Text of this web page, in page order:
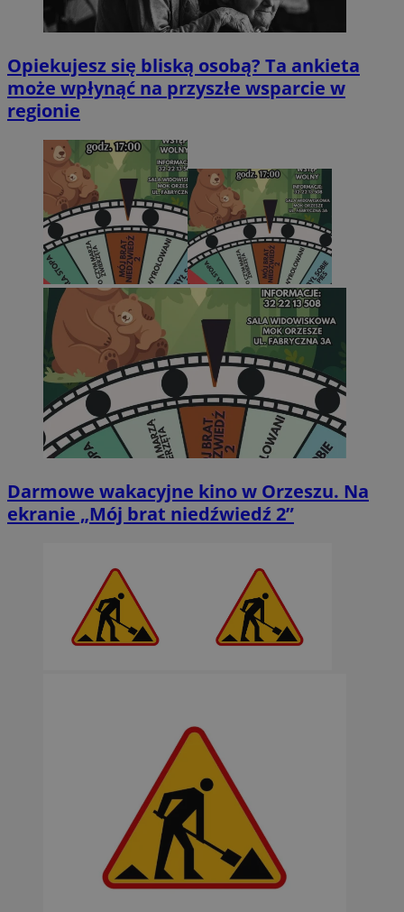
Opiekujesz się bliską osobą? Ta ankieta
może wpłynąć na przyszłe wsparcie w
regionie
Darmowe wakacyjne kino w Orzeszu. Na
ekranie „Mój brat niedźwiedź 2”